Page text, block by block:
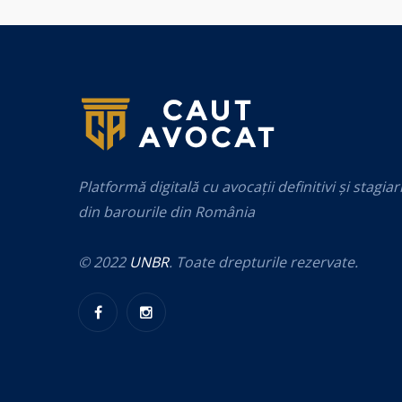
Platformă digitală cu avocații definitivi și stagiari
din barourile din România
© 2022 UNBR. Toate drepturile rezervate.